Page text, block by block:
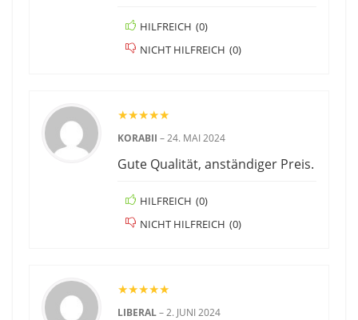
HILFREICH (0)
NICHT HILFREICH (0)
★★★★★
KORABII –24. MAI 2024
Gute Qualität, anständiger Preis.
HILFREICH (0)
NICHT HILFREICH (0)
★★★★★
LIBERAL–2. JUNI 2024